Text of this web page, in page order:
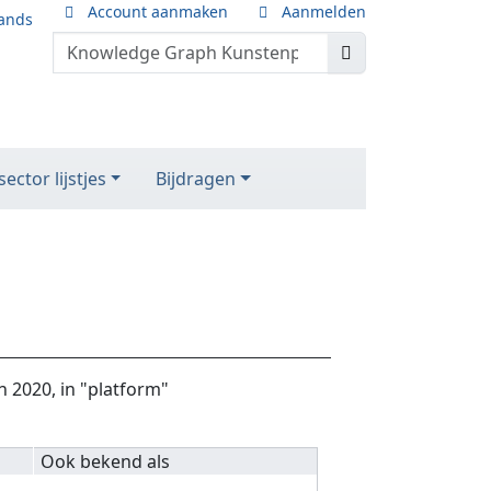
Account aanmaken Aanmelden
lijstjes Bijdragen
2020, in "platform"
Ook bekend als